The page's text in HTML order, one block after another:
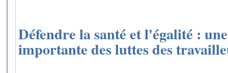
Défendre la santé et l'égalité :
importante des luttes des